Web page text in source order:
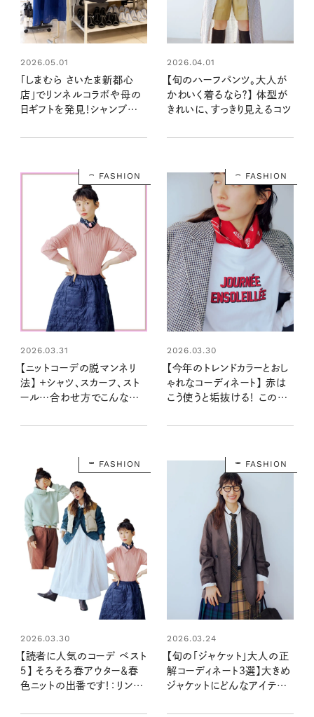
2026.05.01
「しまむら さいたま新都心
店」でリンネルコラボや母の
日ギフトを発見！シャンブル
2026.04.01
【旬のハーフパンツ。大人が
かわいく着るなら？】 体型が
きれいに、すっきり見えるコツ
FASHION
2026.03.31
【ニットコーデの脱マンネリ
法】 ＋シャツ、スカーフ、スト
ール…合わせ方でこんなに
FASHION
2026.03.30
【今年のトレンドカラーとおし
ゃれなコーディネート】 赤は
こう使うと垢抜ける！ この春
FASHION
2026.03.30
【読者に人気のコーデ ベスト
５】 そろそろ春アウター＆春
色ニットの出番です！：リンネ
FASHION
2026.03.24
【旬の「ジャケット」大人の正
解コーディネート3選】大きめ
ジャケットにどんなアイテム